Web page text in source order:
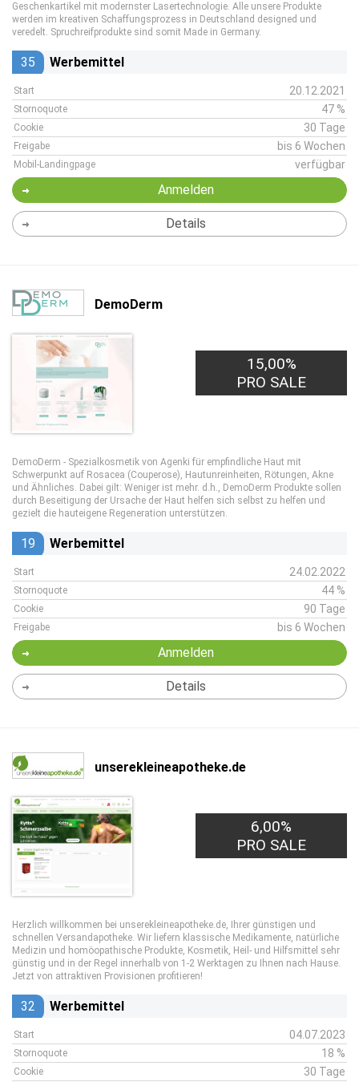
Geschenkartikel mit modernster Lasertechnologie. Alle unsere Produkte
werden im kreativen Schaffungsprozess in Deutschland designed und
veredelt. Spruchreifprodukte sind somit Made in Germany.
35 Werbemittel
Start 20.12.2021
Stornoquote 47 %
Cookie 30 Tage
Freigabe bis 6 Wochen
Mobil-Landingpage verfügbar
Anmelden
Details
DemoDerm
15,00%
PRO SALE
DemoDerm - Spezialkosmetik von Agenki für empfindliche Haut mit
Schwerpunkt auf Rosacea (Couperose), Hautunreinheiten, Rötungen, Akne
und Ähnliches. Dabei gilt: Weniger ist mehr. d.h., DemoDerm Produkte sollen
durch Beseitigung der Ursache der Haut helfen sich selbst zu helfen und
gezielt die hauteigene Regeneration unterstützen.
19 Werbemittel
Start 24.02.2022
Stornoquote 44 %
Cookie 90 Tage
Freigabe bis 6 Wochen
Anmelden
Details
unserekleineapotheke.de
6,00%
PRO SALE
Herzlich willkommen bei unserekleineapotheke.de, Ihrer günstigen und
schnellen Versandapotheke. Wir liefern klassische Medikamente, natürliche
Medizin und homöopathische Produkte, Kosmetik, Heil- und Hilfsmittel sehr
günstig und in der Regel innerhalb von 1-2 Werktagen zu Ihnen nach Hause.
Jetzt von attraktiven Provisionen profitieren!
32 Werbemittel
Start 04.07.2023
Stornoquote 18 %
Cookie 30 Tage